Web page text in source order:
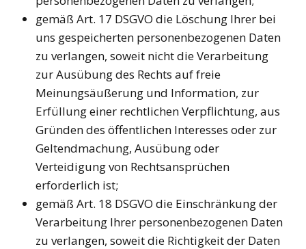
gemäß Art. 17 DSGVO die Löschung Ihrer bei
uns gespeicherten personenbezogenen Daten
zu verlangen, soweit nicht die Verarbeitung
zur Ausübung des Rechts auf freie
Meinungsäußerung und Information, zur
Erfüllung einer rechtlichen Verpflichtung, aus
Gründen des öffentlichen Interesses oder zur
Geltendmachung, Ausübung oder
Verteidigung von Rechtsansprüchen
erforderlich ist;
gemäß Art. 18 DSGVO die Einschränkung der
Verarbeitung Ihrer personenbezogenen Daten
zu verlangen, soweit die Richtigkeit der Daten